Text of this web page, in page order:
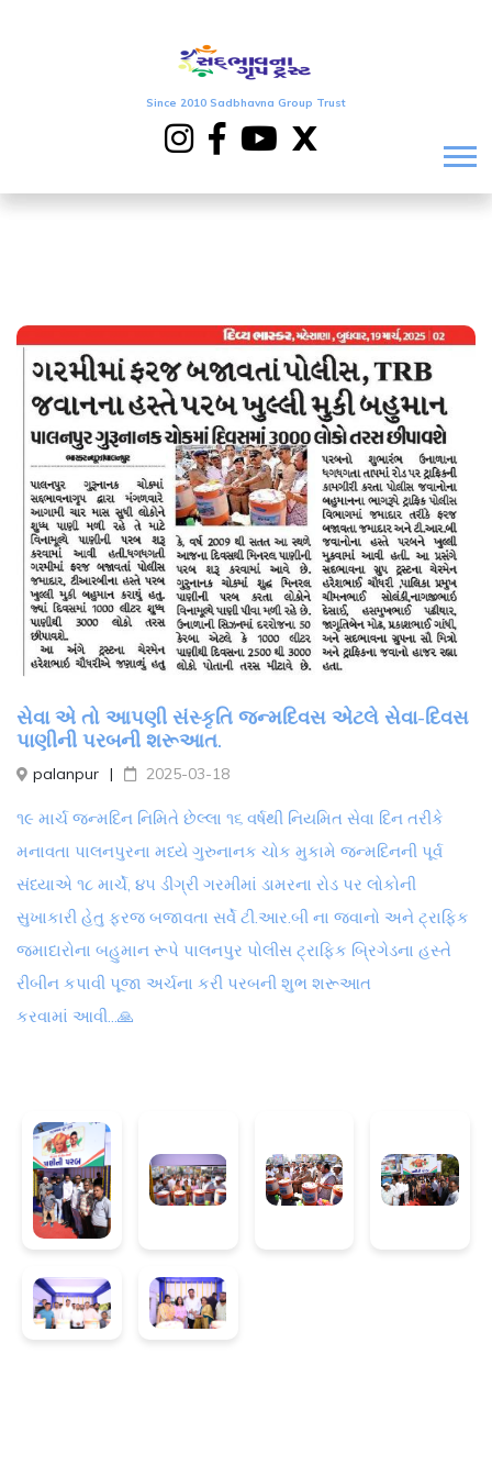
Since 2010 Sadbhavna Group Trust
X
સેવા એ તો આપણી સંસ્કૃતિ જન્મદિવસ એટલે સેવા-દિવસ
પાણીની પરબની શરૂઆત.
palanpur 2025-03-18
૧૯ માર્ચ જન્મદિન નિમિતે છેલ્લા ૧૬ વર્ષથી નિયમિત સેવા દિન તરીકે
મનાવતા પાલનપુરના મધ્યે ગુરુનાનક ચોક મુકામે જન્મદિનની પૂર્વ
સંધ્યાએ ૧૮ માર્ચે, ૪૫ ડીગ્રી ગરમીમાં ડામરના રોડ પર લોકોની
સુખાકારી હેતુ ફરજ બજાવતા સર્વે ટી.આર.બી ના જવાનો અને ટ્રાફિક
જમાદારોના બહુમાન રૂપે પાલનપુર પોલીસ ટ્રાફિક બ્રિગેડના હસ્તે
રીબીન કપાવી પૂજા અર્ચના કરી પરબની શુભ શરૂઆત
કરવામાં આવી...🙏